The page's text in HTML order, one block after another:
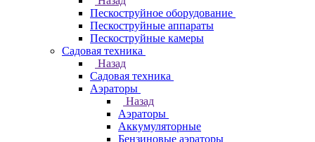
Пескоструйное оборудование
Пескоструйные аппараты
Пескоструйные камеры
Садовая техника
Назад
Садовая техника
Аэраторы
Назад
Аэраторы
Аккумуляторные
Бензиновые аэраторы